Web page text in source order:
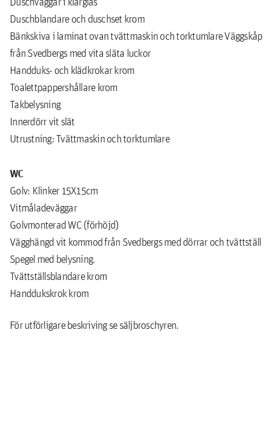
Duschblandare och duschset krom
Bänkskiva i laminat ovan tvättmaskin och torktumlare Väggskåp
från Svedbergs med vita släta luckor
Handduks- och klädkrokar krom
Toalettpappershållare krom
Takbelysning
Innerdörr vit slät
Utrustning: Tvättmaskin och torktumlare
WC
Golv: Klinker 15X15cm
Vitmåladeväggar
Golvmonterad WC (förhöjd)
Vägghängd vit kommod från Svedbergs med dörrar och tvättställ
Spegel med belysning.
Tvättställsblandare krom
Handdukskrok krom
För utförligare beskriving se säljbroschyren.